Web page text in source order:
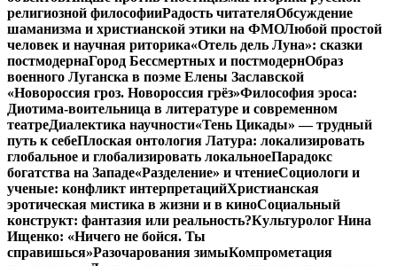
религиозной философииРадость читателяОбсуждение
шаманизма и христианской этики на ФМОЛюбой простой
человек и научная риторика«Отель дель Луна»: сказки
постмодернаГород Бессмертных и постмодернОбраз
военного Луганска в поэме Елены Заславской
«Новороссия гроз. Новороссия грёз»Философия эроса:
Диотима-воительница в литературе и современном
театреДиалектика научности«Тень Цикады» — трудный
путь к себеПлоская онтология Латура: локализировать
глобальное и глобализировать локальноеПарадокс
богатства на Западе«Разделение» и чтениеСоциологи и
ученые: конфликт интерпретацийХристианская
эротическая мистика в жизни и в киноСоциальный
конструкт: фантазия или реальность?Культуролог Нина
Ищенко: «Ничего не бойся. Ты
справишься»Разочарования зимыКомпрометация